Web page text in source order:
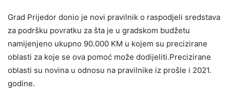
Grad Prijedor donio je novi pravilnik o raspodjeli sredstava
za podršku povratku za šta je u gradskom budžetu
namijenjeno ukupno 90.000 KM u kojem su precizirane
oblasti za koje se ova pomoć može dodijeliti.Precizirane
oblasti su novina u odnosu na pravilnike iz prošle i 2021.
godine.